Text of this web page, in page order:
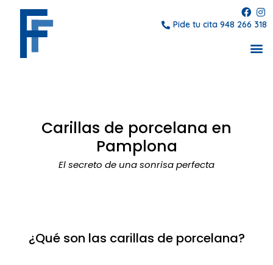
Pide tu cita 948 266 318
Carillas de porcelana en
Pamplona
El secreto de una sonrisa perfecta
¿Qué son las carillas de porcelana?